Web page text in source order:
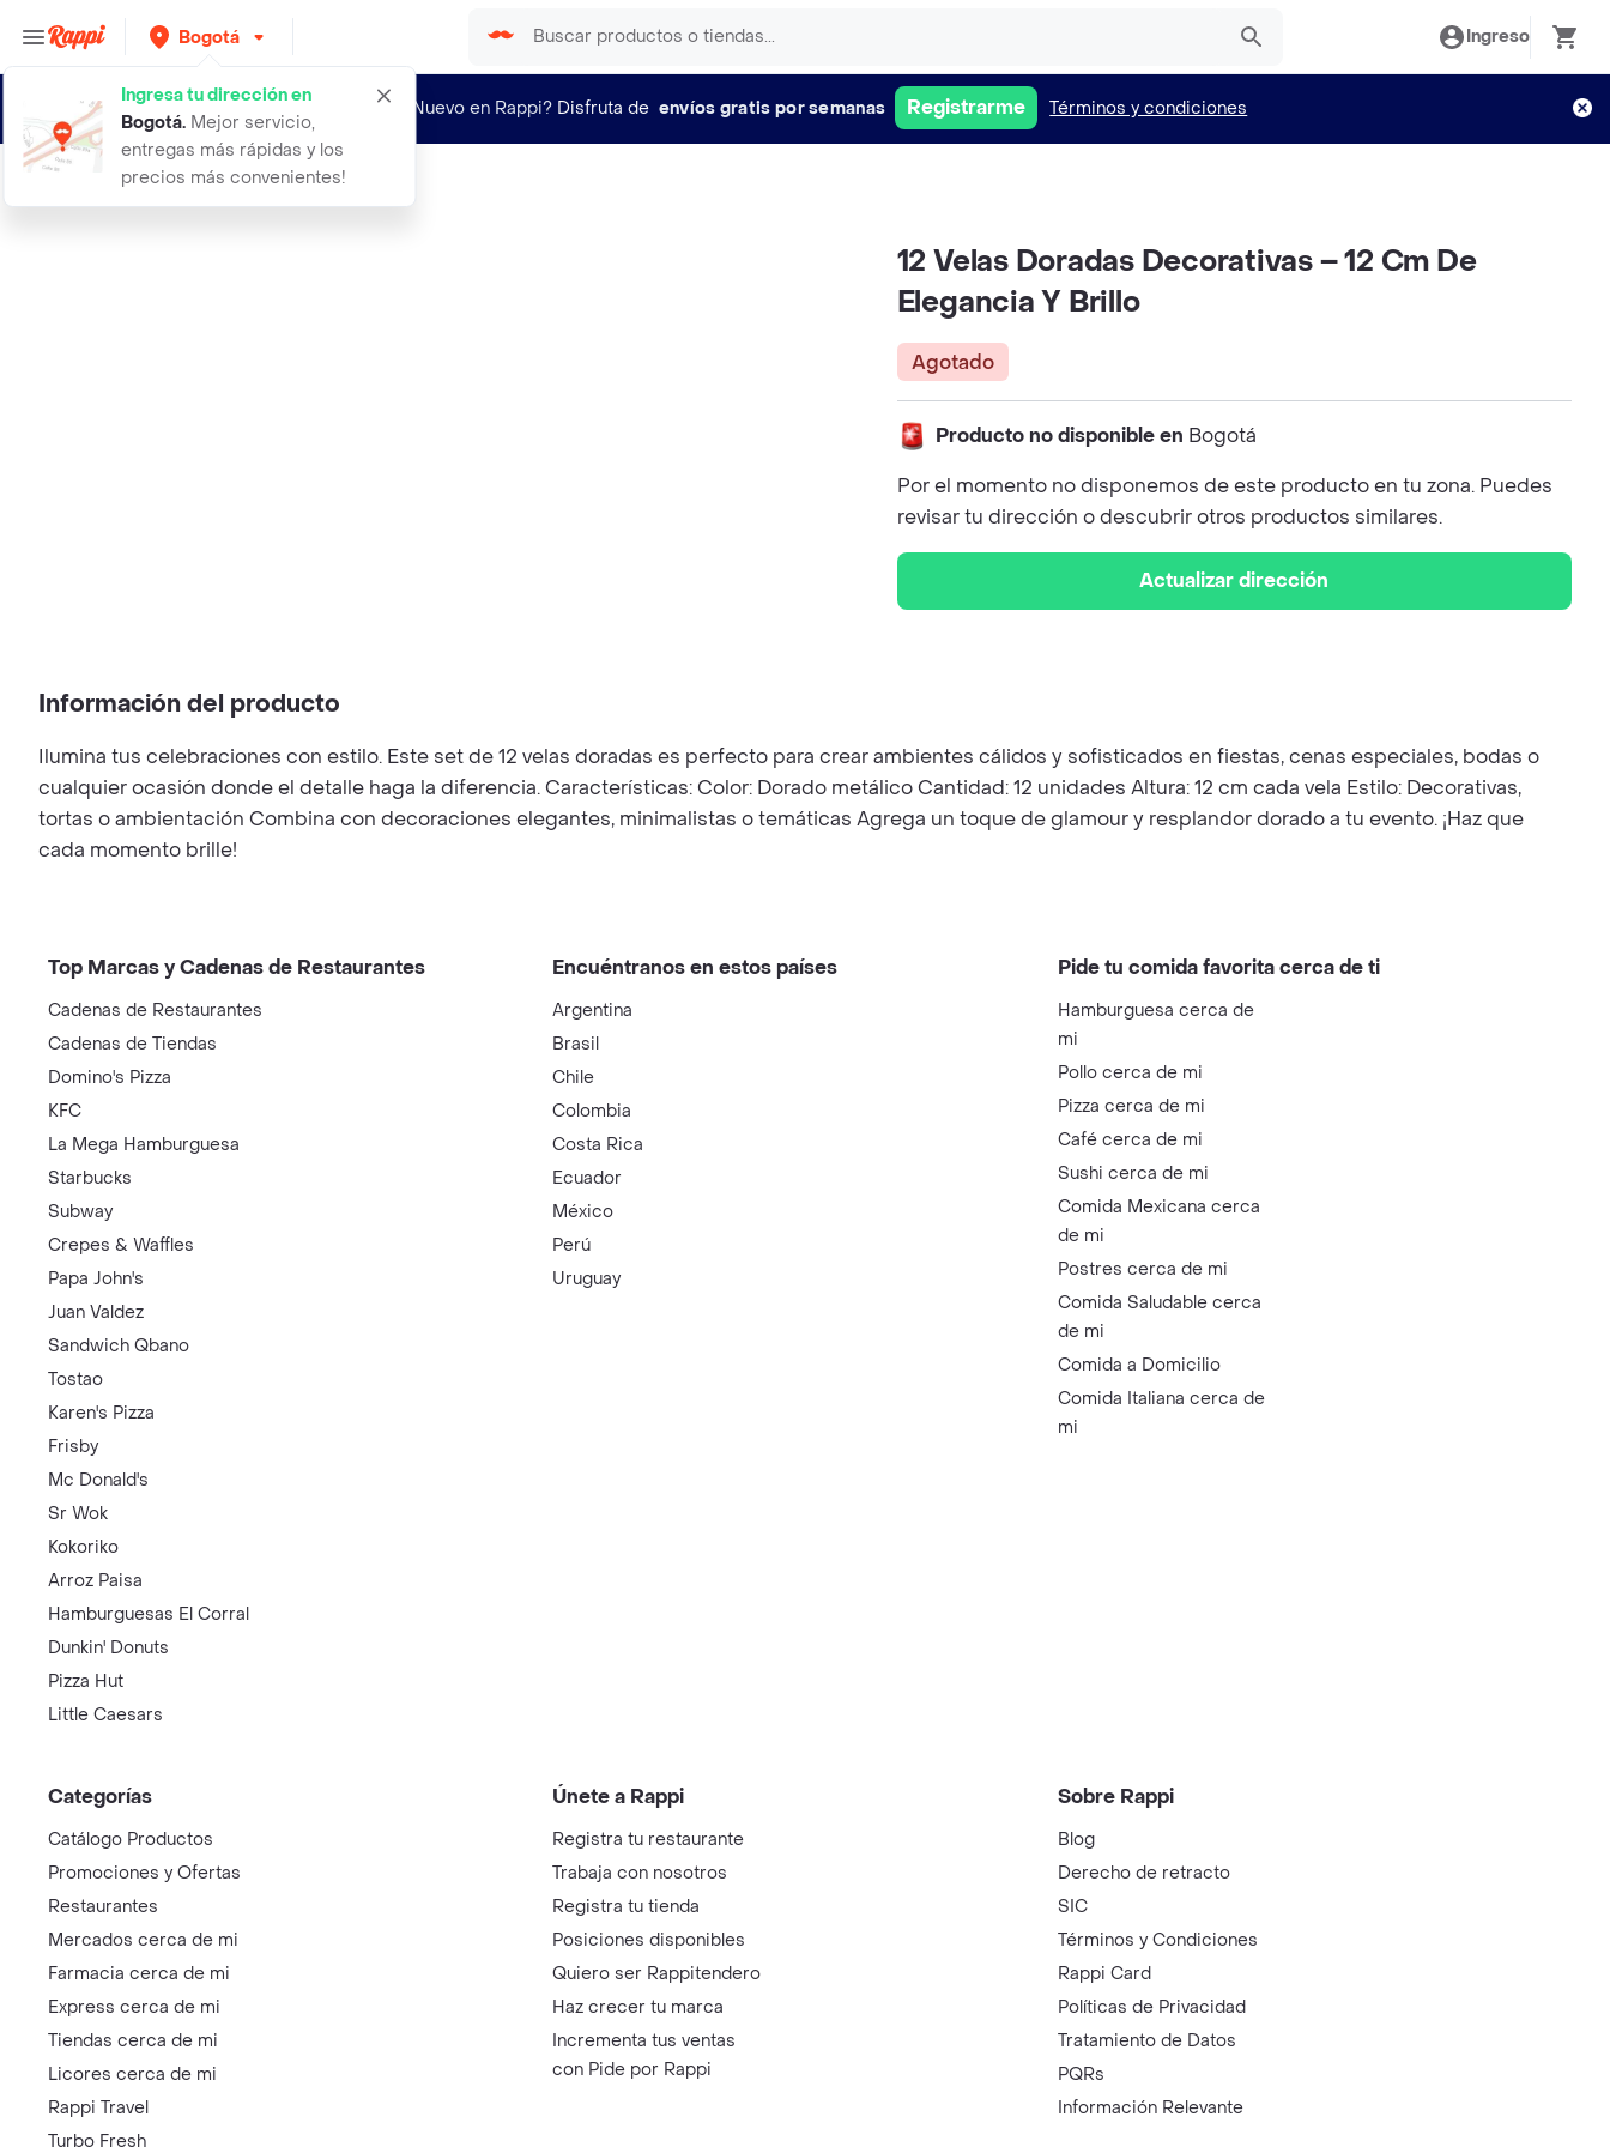
Bogotá
Ingresa tu dirección en
Bogotá. Mejor servicio,
entregas más rápidas y los
precios más convenientes!
Ingreso
¿Nuevo en Rappi? Disfruta de envíos gratis por semanas Registrarme Términos y condiciones
12 velas doradas decorativas 12 cm
12 Velas Doradas Decorativas – 12 Cm De
Elegancia Y Brillo
Agotado
Producto no disponible en Bogotá
Por el momento no disponemos de este producto en tu zona. Puedes
revisar tu dirección o descubrir otros productos similares.
Actualizar dirección
Información del producto
Ilumina tus celebraciones con estilo. Este set de 12 velas doradas es perfecto para crear ambientes cálidos y sofisticados en fiestas, cenas especiales, bodas o
cualquier ocasión donde el detalle haga la diferencia. Características: Color: Dorado metálico Cantidad: 12 unidades Altura: 12 cm cada vela Estilo: Decorativas,
tortas o ambientación Combina con decoraciones elegantes, minimalistas o temáticas Agrega un toque de glamour y resplandor dorado a tu evento. ¡Haz que
cada momento brille!
Top Marcas y Cadenas de Restaurantes
Cadenas de Restaurantes
Cadenas de Tiendas
Domino's Pizza
KFC
La Mega Hamburguesa
Starbucks
Subway
Crepes & Waffles
Papa John's
Juan Valdez
Sandwich Qbano
Tostao
Karen's Pizza
Frisby
Mc Donald's
Sr Wok
Kokoriko
Arroz Paisa
Hamburguesas El Corral
Dunkin' Donuts
Pizza Hut
Little Caesars
Encuéntranos en estos países
Argentina
Brasil
Chile
Colombia
Costa Rica
Ecuador
México
Perú
Uruguay
Pide tu comida favorita cerca de ti
Hamburguesa cerca de
mi
Pollo cerca de mi
Pizza cerca de mi
Café cerca de mi
Sushi cerca de mi
Comida Mexicana cerca
de mi
Postres cerca de mi
Comida Saludable cerca
de mi
Comida a Domicilio
Comida Italiana cerca de
mi
Categorías
Catálogo Productos
Promociones y Ofertas
Restaurantes
Mercados cerca de mi
Farmacia cerca de mi
Express cerca de mi
Tiendas cerca de mi
Licores cerca de mi
Rappi Travel
Turbo Fresh
Únete a Rappi
Registra tu restaurante
Trabaja con nosotros
Registra tu tienda
Posiciones disponibles
Quiero ser Rappitendero
Haz crecer tu marca
Incrementa tus ventas
con Pide por Rappi
Sobre Rappi
Blog
Derecho de retracto
SIC
Términos y Condiciones
Rappi Card
Políticas de Privacidad
Tratamiento de Datos
PQRs
Información Relevante